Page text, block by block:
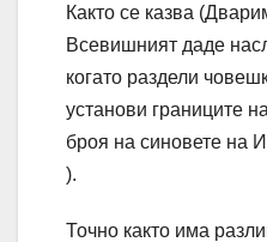
Както се казва
Всевишният даде
когато раздели
установи границите
броя на синовете на
).
Точно както има